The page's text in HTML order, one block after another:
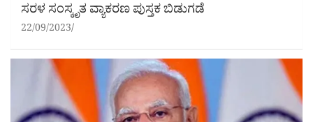
ಸರಳ ಸಂಸ್ಕೃತ ವ್ಯಾಕರಣ ಪುಸ್ತಕ ಬಿಡುಗಡೆ
22/09/2023